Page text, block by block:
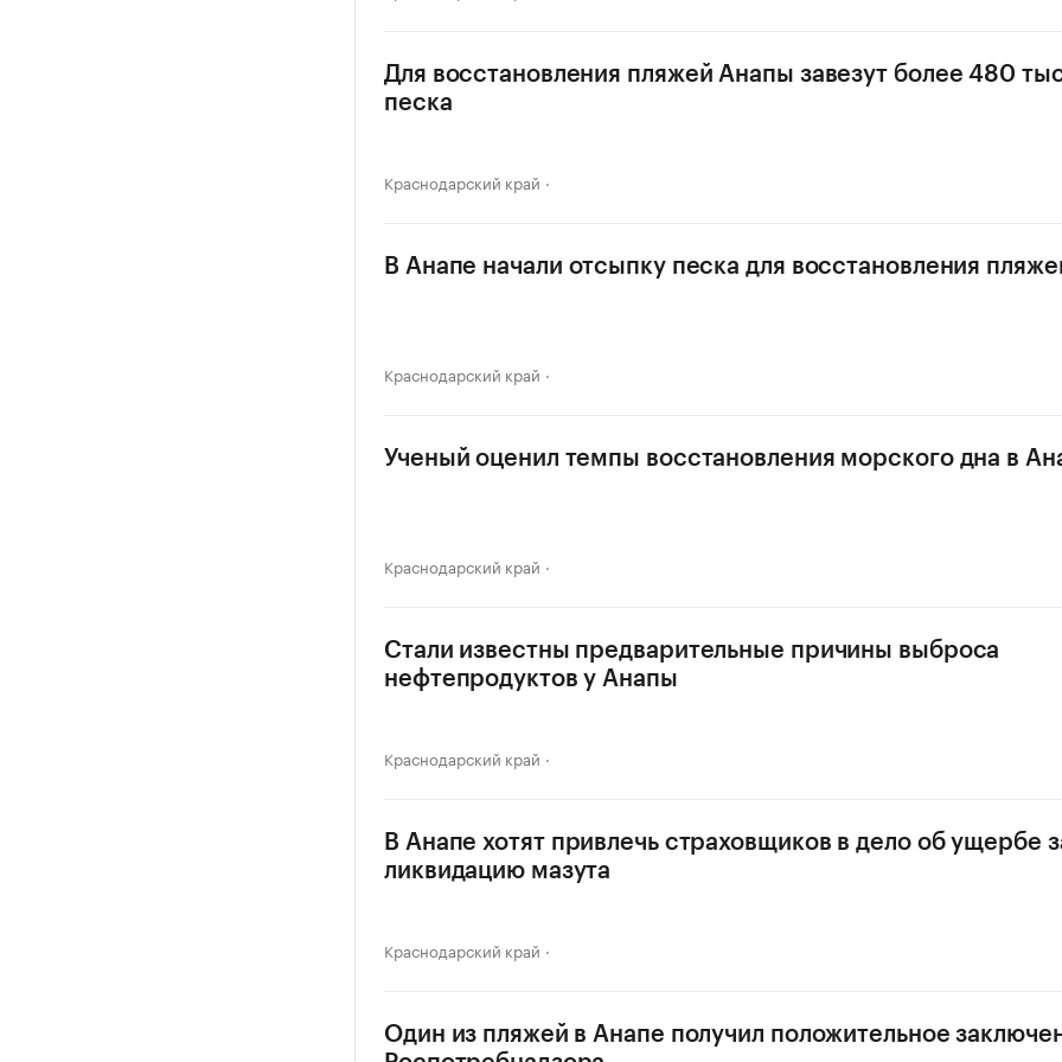
Для восстановления пляжей Анапы завезут более 480
песка
Краснодарский край
В Анапе начали отсыпку песка для восстановления
Краснодарский край
Ученый оценил темпы восстановления морского дна в
Краснодарский край
Стали известны предварительные причины выброса
нефтепродуктов у Анапы
Краснодарский край
В Анапе хотят привлечь страховщиков в дело об ущербе
ликвидацию мазута
Краснодарский край
Один из пляжей в Анапе получил положительное